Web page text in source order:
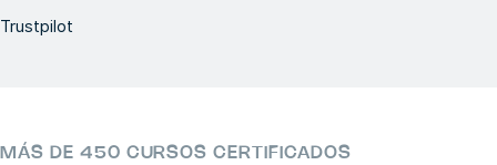
Trustpilot
MÁS DE 450 CURSOS CERTIFICADOS